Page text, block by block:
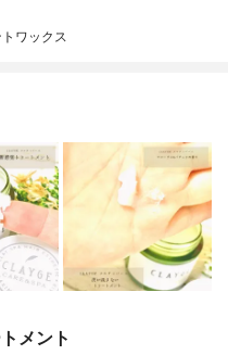
ワックス
メント